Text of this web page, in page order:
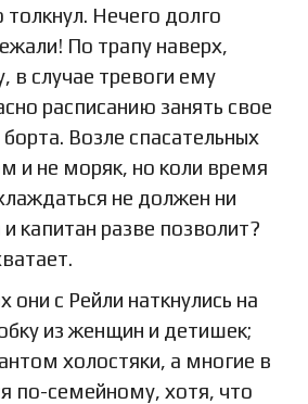
толкнул. Нечего долго
По трапу наверх,
в случае тревоги ему
расписанию занять свое
Возле спасательных
и не моряк, но коли время
не должен ни
капитан разве позволит?
они с Рейли наткнулись на
из женщин и детишек;
холостяки, а многие в
по-семейному, хотя, что